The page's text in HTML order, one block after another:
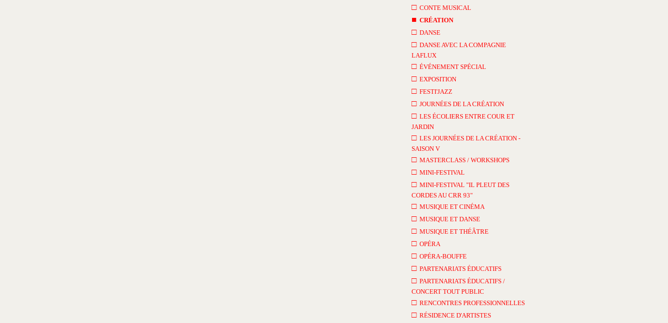
□ CONTE MUSICAL
■ CRÉATION
□ DANSE
□ DANSE AVEC LA COMPAGNIE
LAFLUX
□ ÉVÉNEMENT SPÉCIAL
□ EXPOSITION
□ FESTI'JAZZ
□ JOURNÉES DE LA CRÉATION
□ LES ÉCOLIERS ENTRE COUR ET
JARDIN
□ LES JOURNÉES DE LA CRÉATION -
SAISON V
□ MASTERCLASS / WORKSHOPS
□ MINI-FESTIVAL
□ MINI-FESTIVAL "IL PLEUT DES
CORDES AU CRR 93"
□ MUSIQUE ET CINÉMA
□ MUSIQUE ET DANSE
□ MUSIQUE ET THÉÂTRE
□ OPÉRA
□ OPÉRA-BOUFFE
□ PARTENARIATS ÉDUCATIFS
□ PARTENARIATS ÉDUCATIFS /
CONCERT TOUT PUBLIC
□ RENCONTRES PROFESSIONNELLES
□ RÉSIDENCE D'ARTISTES